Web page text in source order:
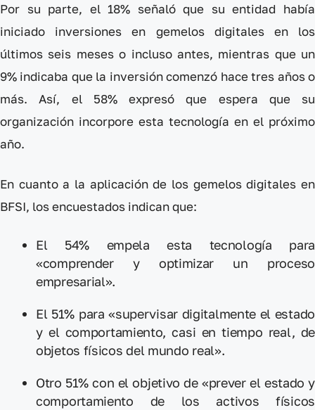
Por su parte, el 18% señaló que su entidad había
iniciado inversiones en gemelos digitales en los
últimos seis meses o incluso antes, mientras que un
9% indicaba que la inversión comenzó hace tres años o
más. Así, el 58% expresó que espera que su
organización incorpore esta tecnología en el próximo
año.
En cuanto a la aplicación de los gemelos digitales en
BFSI, los encuestados indican que:
El 54% empela esta tecnología para
«comprender y optimizar un proceso
empresarial».
El 51% para «supervisar digitalmente el estado
y el comportamiento, casi en tiempo real, de
objetos físicos del mundo real».
Otro 51% con el objetivo de «prever el estado y
comportamiento de los activos físicos